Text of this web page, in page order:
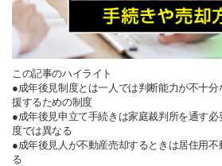
この記事のハイライト
●成年後見制度とは一人では判断能力が不十
援するための制度
●成年後見申立て手続きは家庭裁判所を通す
度では異なる
●成年後見人が不動産売却するときは居住用
る